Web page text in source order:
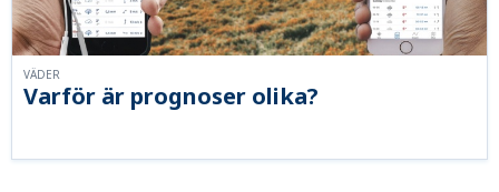
Varför är prognoser olika?
VÄDER